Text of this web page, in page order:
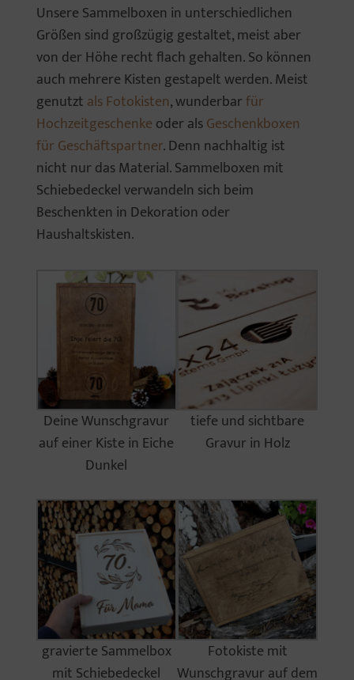
Unsere Sammelboxen in unterschiedlichen
Größen sind großzügig gestaltet, meist aber
von der Höhe recht flach gehalten. So können
auch mehrere Kisten gestapelt werden. Meist
genutzt als Fotokisten, wunderbarfür
Hochzeitgeschenke oder alsGeschenkboxen
für Geschäftspartner. Denn nachhaltig ist
nicht nur das Material. Sammelboxen mit
Schiebedeckel verwandeln sich beim
Beschenkten in Dekoration oder
Haushaltskisten.
Deine Wunschgravur
auf einer Kiste in Eiche
Dunkel
tiefe und sichtbare
Gravur in Holz
gravierte Sammelbox
mit Schiebedeckel
Fotokiste mit
Wunschgravur auf dem